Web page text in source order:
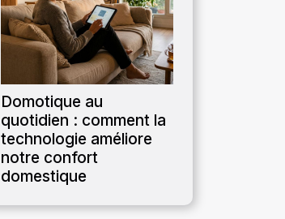
Domotique au
quotidien : comment la
technologie améliore
notre confort
domestique